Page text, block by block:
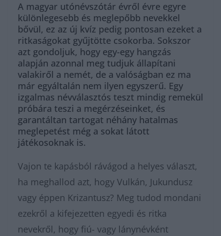
A magyar utónévszótár évről évre egyre
különlegesebb és meglepőbb nevekkel
bővül, ez az új kvíz pedig pontosan ezeket a
ritkaságokat gyűjtötte csokorba. Sokszor
azt gondoljuk, hogy egy-egy hangzás
alapján azonnal meg tudjuk állapítani
valakiről a nemét, de a valóságban ez ma
már egyáltalán nem ilyen egyszerű. Egy
izgalmas névválasztós teszt mindig remekül
próbára teszi a megérzéseinket, és
garantáltan tartogat néhány hatalmas
meglepetést még a sokat látott
játékosoknak is.
Vajon te kapásból rávágod a helyes választ,
ha meghallod azt, hogy Vulkán, Jukundusz
vagy éppen Krizantusz? Meg tudod mondani
ezekről a kifejezetten egyedi és ritka
nevekről, hogy fiú- vagy lánynévként